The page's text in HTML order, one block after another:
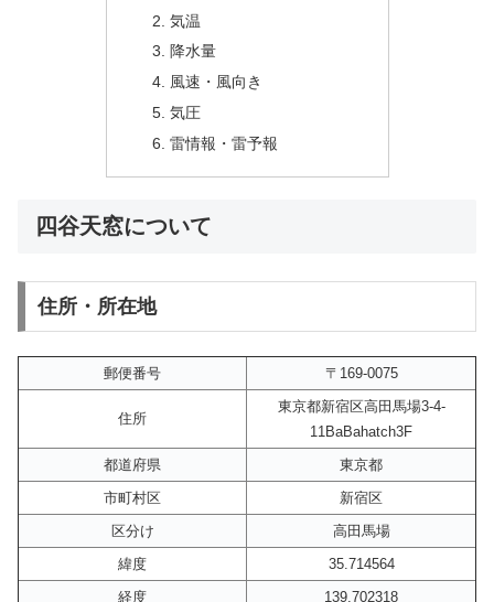
気温
降水量
風速・風向き
気圧
雷情報・雷予報
四谷天窓について
住所・所在地
郵便番号 〒169-0075
住所
東京都新宿区高田馬場3-4-
11BaBahatch3F
都道府県
東京都
市町村区
新宿区
区分け
高田馬場
緯度
35.714564
経度
139.702318